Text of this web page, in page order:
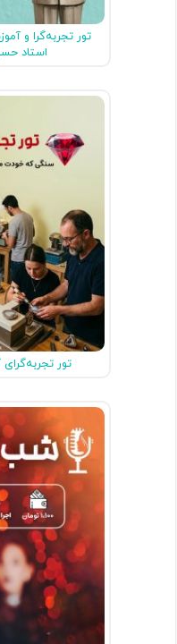
تور تجربه‌گرا و
استاد
تور